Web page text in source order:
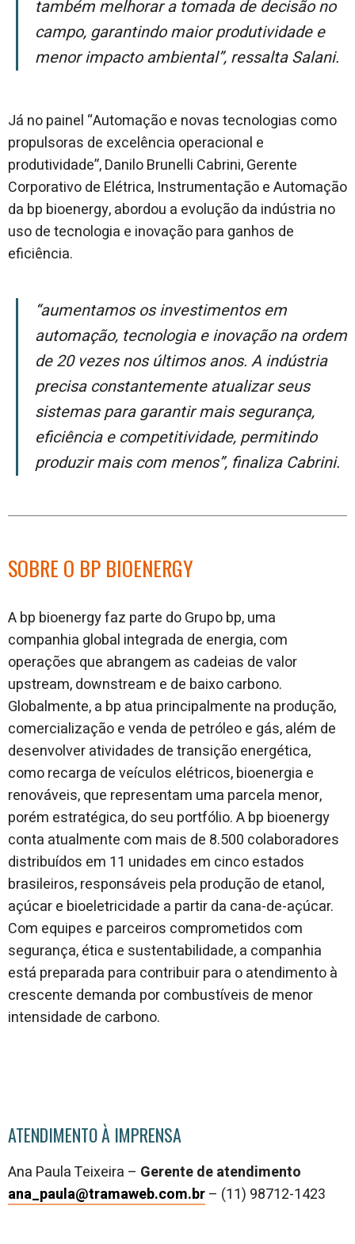
também melhorar a tomada de decisão no
campo, garantindo maior produtividade e
menor impacto ambiental”, ressalta Salani.
Já no painel “Automação e novas tecnologias como
propulsoras de excelência operacional e
produtividade”, Danilo Brunelli Cabrini, Gerente
Corporativo de Elétrica, Instrumentação e Automação
da bp bioenergy, abordou a evolução da indústria no
uso de tecnologia e inovação para ganhos de
eficiência.
“Aumentamos os investimentos em
automação, tecnologia e inovação na ordem
de 20 vezes nos últimos anos. A indústria
precisa constantemente atualizar seus
sistemas para garantir mais segurança,
eficiência e competitividade, permitindo
produzir mais com menos”, finaliza Cabrini.
SOBRE O BP BIOENERGY
A bp bioenergy faz parte do Grupo bp, uma
companhia global integrada de energia, com
operações que abrangem as cadeias de valor
upstream, downstream e de baixo carbono.
Globalmente, a bp atua principalmente na produção,
comercialização e venda de petróleo e gás, além de
desenvolver atividades de transição energética,
como recarga de veículos elétricos, bioenergia e
renováveis, que representam uma parcela menor,
porém estratégica, do seu portfólio. A bp bioenergy
conta atualmente com mais de 8.500 colaboradores
distribuídos em 11 unidades em cinco estados
brasileiros, responsáveis pela produção de etanol,
açúcar e bioeletricidade a partir da cana-de-açúcar.
Com equipes e parceiros comprometidos com
segurança, ética e sustentabilidade, a companhia
está preparada para contribuir para o atendimento à
crescente demanda por combustíveis de menor
intensidade de carbono.
ATENDIMENTO À IMPRENSA
Ana Paula Teixeira – Gerente de atendimento
ana_paula@tramaweb.com.br– (11) 98712-1423